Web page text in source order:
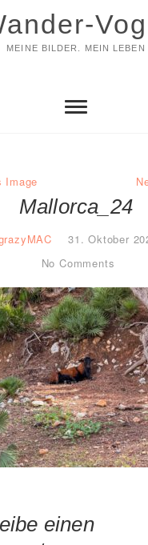
MEINE BILDER. MEIN LEBEN
Image
Mallorca_24
31. Oktober
No Comments
einen